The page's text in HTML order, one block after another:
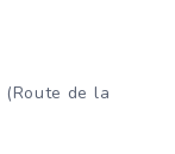
(Route de la